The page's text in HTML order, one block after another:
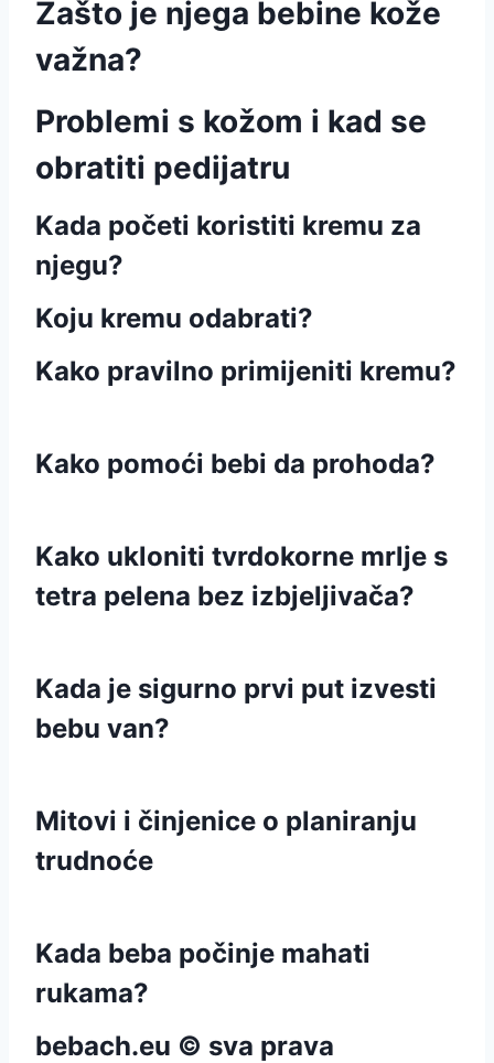
Zašto je njega bebine kože
važna?
Problemi s kožom i kad se
obratiti pedijatru
Kada početi koristiti kremu za
njegu?
Koju kremu odabrati?
Kako pravilno primijeniti kremu?
Kako pomoći bebi da prohoda?
Kako ukloniti tvrdokorne mrlje s
tetra pelena bez izbjeljivača?
Kada je sigurno prvi put izvesti
bebu van?
Mitovi i činjenice o planiranju
trudnoće
Kada beba počinje mahati
rukama?
bebach.eu © sva prava